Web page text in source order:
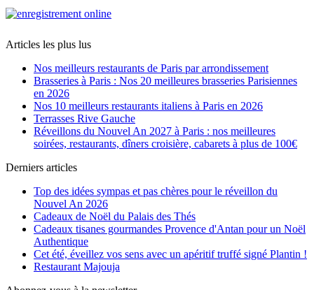
Articles les plus lus
Nos meilleurs restaurants de Paris par arrondissement
Brasseries à Paris : Nos 20 meilleures brasseries Parisiennes
en 2026
Nos 10 meilleurs restaurants italiens à Paris en 2026
Terrasses Rive Gauche
Réveillons du Nouvel An 2027 à Paris : nos meilleures
soirées, restaurants, dîners croisière, cabarets à plus de 100€
Derniers articles
Top des idées sympas et pas chères pour le réveillon du
Nouvel An 2026
Cadeaux de Noël du Palais des Thés
Cadeaux tisanes gourmandes Provence d'Antan pour un Noël
Authentique
Cet été, éveillez vos sens avec un apéritif truffé signé Plantin !
Restaurant Majouja